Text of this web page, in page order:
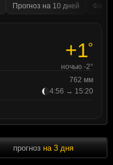
Прогноз на 10 дней
+1°
ночью -2°
762 мм
4:56 → 15:20
прогноз на 3 дня